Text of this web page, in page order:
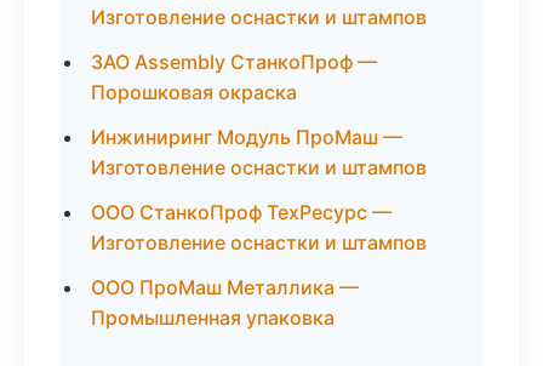
Изготовление оснастки и штампов
ЗАО Assembly СтанкоПроф —
Порошковая окраска
Инжиниринг Модуль ПроМаш —
Изготовление оснастки и штампов
ООО СтанкоПроф ТехРесурс —
Изготовление оснастки и штампов
ООО ПроМаш Металлика —
Промышленная упаковка